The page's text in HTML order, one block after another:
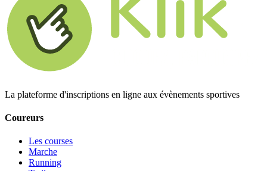
La plateforme d'inscriptions en ligne aux évènements sportives
Coureurs
Les courses
Marche
Running